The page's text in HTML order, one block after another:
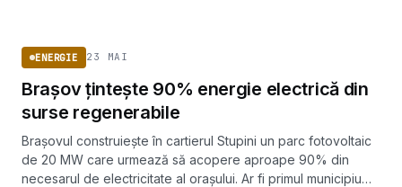
ENERGIE 23 MAI
Brașov țintește 90% energie electrică din
surse regenerabile
Brașovul construiește în cartierul Stupini un parc fotovoltaic
de 20 MW care urmează să acopere aproape 90% din
necesarul de electricitate al orașului. Ar fi primul municipiu